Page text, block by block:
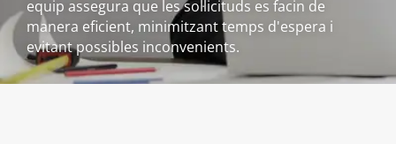
equip assegura que les sol·licituds es facin de
manera eficient, minimitzant temps d'espera i
evitant possibles inconvenients.